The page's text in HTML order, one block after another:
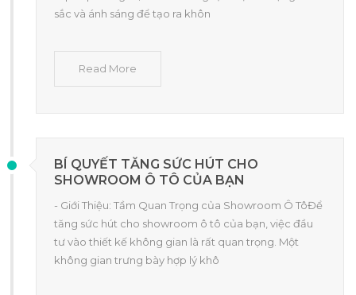
sắc và ánh sáng để tạo ra khôn
Read More
BÍ QUYẾT TĂNG SỨC HÚT CHO
SHOWROOM Ô TÔ CỦA BẠN
- Giới Thiệu: Tầm Quan Trọng của Showroom Ô TôĐể
tăng sức hút cho showroom ô tô của bạn, việc đầu
tư vào thiết kế không gian là rất quan trọng. Một
không gian trưng bày hợp lý khô